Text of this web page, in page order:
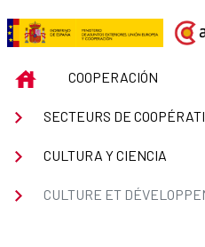
Saut au contenu principal
CULTURE ET
INICIOCOOPERACIÓN
SECTEURS DE
CULTURA Y CIENCIA